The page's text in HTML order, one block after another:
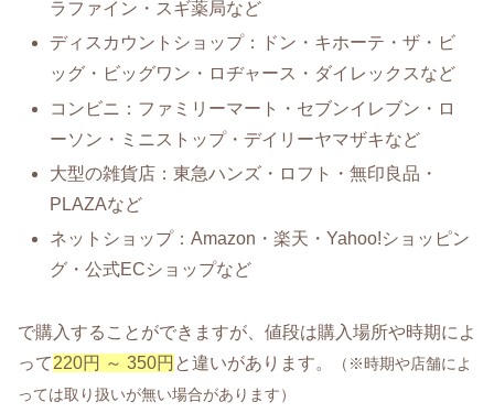
ラファイン・スギ薬局など
ディスカウントショップ：ドン・キホーテ・ザ・ビ
ッグ・ビッグワン・ロヂャース・ダイレックスなど
コンビニ：ファミリーマート・セブンイレブン・ロ
ーソン・ミニストップ・デイリーヤマザキなど
大型の雑貨店：東急ハンズ・ロフト・無印良品・
PLAZAなど
ネットショップ：Amazon・楽天・Yahoo!ショッピン
グ・公式ECショップなど
で購入することができますが、値段は購入場所や時期によ
って220円 ～ 350円 と違いがあります。
（※時期や店舗によ
っては取り扱いが無い場合があります）